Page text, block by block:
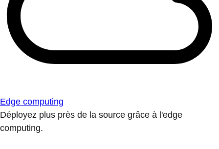
Edge computing
Déployez plus près de la source grâce à l'edge
computing.